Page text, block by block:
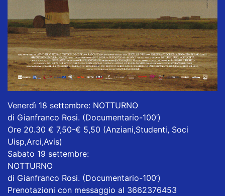
Venerdì 18 settembre: NOTTURNO
di Gianfranco Rosi. (Documentario-100’)
Ore 20.30 € 7,50-€ 5,50 (Anziani,Studenti, Soci
Uisp,Arci,Avis)
Sabato 19 settembre:
NOTTURNO
di Gianfranco Rosi. (Documentario-100’)
Prenotazioni con messaggio al 3662376453